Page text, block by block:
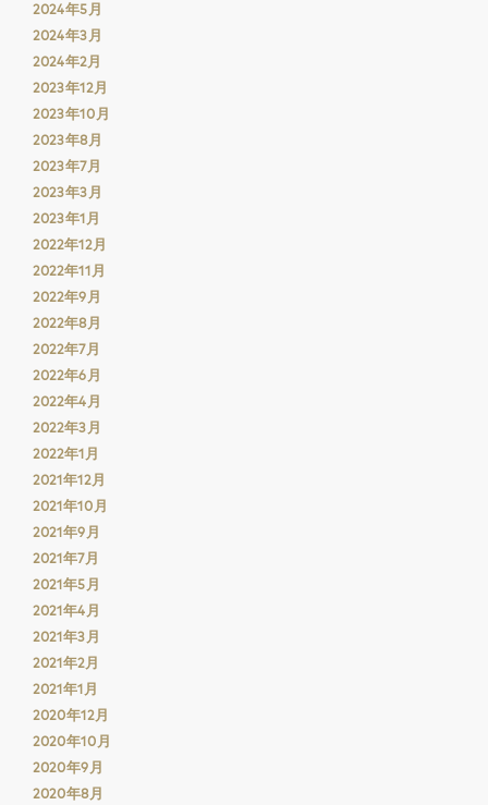
2024年5月
2024年3月
2024年2月
2023年12月
2023年10月
2023年8月
2023年7月
2023年3月
2023年1月
2022年12月
2022年11月
2022年9月
2022年8月
2022年7月
2022年6月
2022年4月
2022年3月
2022年1月
2021年12月
2021年10月
2021年9月
2021年7月
2021年5月
2021年4月
2021年3月
2021年2月
2021年1月
2020年12月
2020年10月
2020年9月
2020年8月